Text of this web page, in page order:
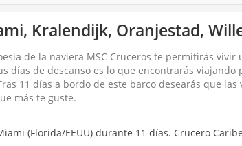
Kralendijk, Oranjestad,
de la naviera MSC Cruceros te permitirás
días de descanso es lo que encontrarás
11 días a bordo de este barco desearás que
más te guste.
(Florida/EEUU) durante 11 días. Crucero